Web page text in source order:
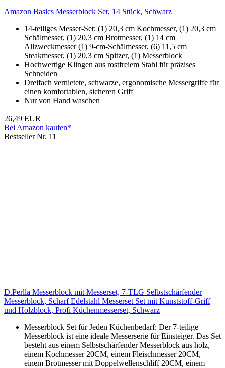
Amazon Basics Messerblock Set, 14 Stück, Schwarz
14-teiliges Messer-Set: (1) 20,3 cm Kochmesser, (1) 20,3 cm
Schälmesser, (1) 20,3 cm Brotmesser, (1) 14 cm
Allzweckmesser (1) 9-cm-Schälmesser, (6) 11,5 cm
Steakmesser, (1) 20,3 cm Spitzer, (1) Messerblock
Hochwertige Klingen aus rostfreiem Stahl für präzises
Schneiden
Dreifach vernietete, schwarze, ergonomische Messergriffe für
einen komfortablen, sicheren Griff
Nur von Hand waschen
26,49 EUR
Bei Amazon kaufen*
Bestseller Nr. 11
D.Perlla Messerblock mit Messerset, 7-TLG Selbstschärfender
Messerblock, Scharf Edelstahl Messerset Set mit Kunststoff-Griff
und Holzblock, Profi Küchenmesserset, Schwarz
Messerblock Set für Jeden Küchenbedarf: Der 7-teilige
Messerblock ist eine ideale Messerserie für Einsteiger. Das Set
besteht aus einem Selbstschärfender Messerblock aus holz,
einem Kochmesser 20CM, einem Fleischmesser 20CM,
einem Brotmesser mit Doppelwellenschliff 20CM, einem